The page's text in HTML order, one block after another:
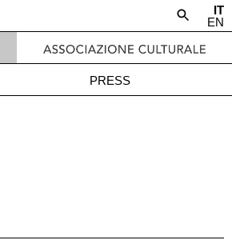
IT
EN
PRESS